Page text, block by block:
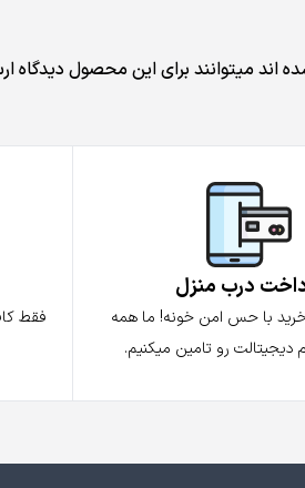
اند میتوانند برای این محصول دیدگاه
درب منزل
با حس امن خونه! ما همه
دیجیتالت رو تامین میکنیم.
فقط